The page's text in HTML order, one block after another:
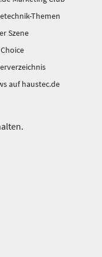
Themen
Szene
auf haustec.de